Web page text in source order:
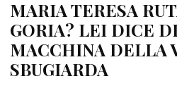
MARIA TERESA
GORIA? LEI DICE
MACCHINA DELLA
SBUGIARDA